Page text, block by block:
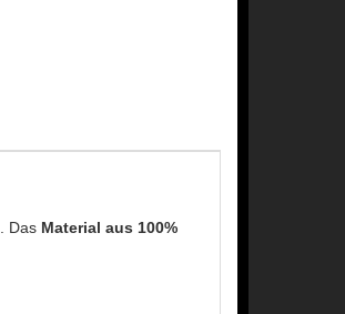
. Das Material aus 100%